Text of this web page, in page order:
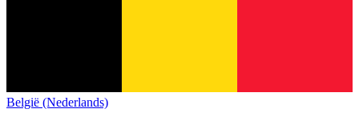
België (Nederlands)